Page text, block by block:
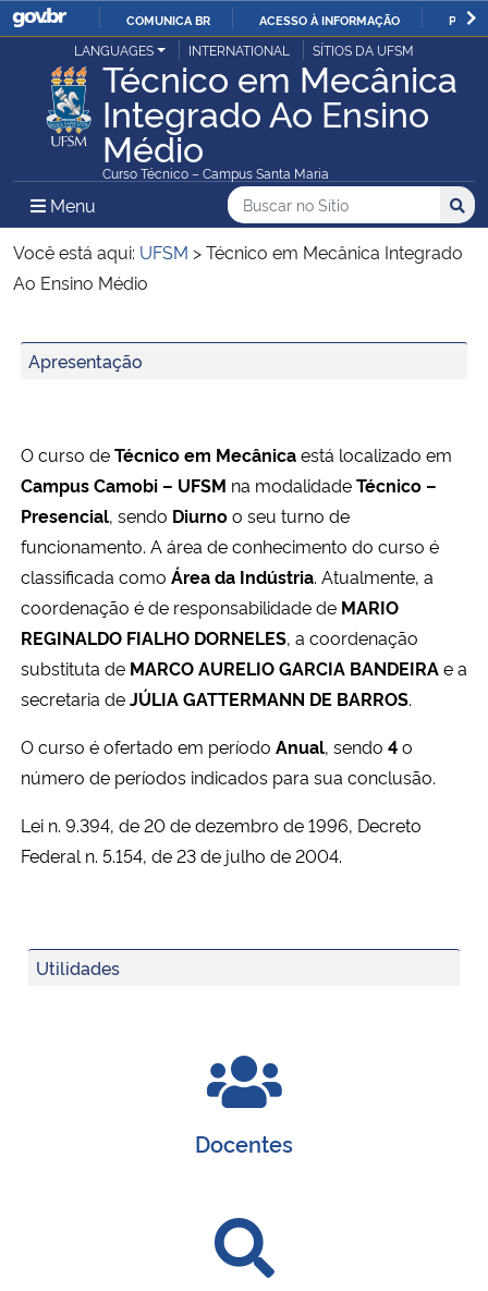
IR
PARA
O
COMUNICA BR ACESSO À INFORMAÇÃO
Ministério da Justiça e Segurança Pública
Ministério da Defesa
Ministério das Relações Exteriores
Ministério da Economia
Ministério da Educação
Ministério da Cidadania
Ministério de Minas e Energia
Ministério da Ciência, Tecnologia, Inovações e Comunicações
Ministério do Meio Ambiente
Ministério do Turismo
Ministério do Desenvolvimento Regional
Ministério da Mulher, da Família e dos Direitos Humanos
Gabinete de Segurança Institucional
LANGUAGES INTERNATIONAL SÍTIOS DA UFSM
Técnico em Mecânica
Integrado Ao Ensino
Médio
Curso Técnico – Campus Santa Maria
Menu Menu Principal do Sítio
Busca
Buscar no no Sítio
Busca:
Você está aqui: UFSM >Técnico em Mecânica Integrado
Ao Ensino Médio
Início do conteúdo
Apresentação
O curso deTécnico em Mecânicaestá localizado em
Campus Camobi – UFSM na modalidadeTécnico –
Presencial, sendo Diurnoo seu turno de
funcionamento. A área de conhecimento do curso é
classificada como Área da Indústria. Atualmente, a
coordenação é de responsabilidade de MARIO
REGINALDO FIALHO DORNELES, a coordenação
substituta de MARCO AURELIO GARCIA BANDEIRAe a
secretaria deJÚLIA GATTERMANN DE BARROS.
O curso é ofertado em período Anual, sendo 4o
número de períodos indicados para sua conclusão.
Lei n. 9.394, de 20 de dezembro de 1996, Decreto
Federal n. 5.154, de 23 de julho de 2004.
Utilidades
Docentes